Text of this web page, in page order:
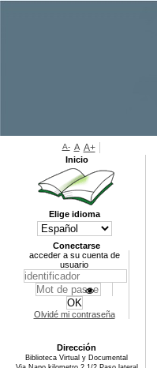
A- A A+
Inicio
Elige idioma
Conectarse
acceder a su cuenta de
usuario
Olvidé mi contraseña
Dirección
Biblioteca Virtual y Documental